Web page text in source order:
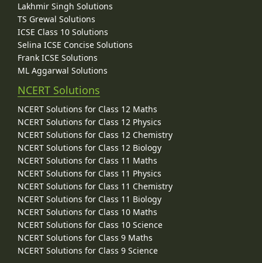
Lakhmir Singh Solutions
TS Grewal Solutions
ICSE Class 10 Solutions
Selina ICSE Concise Solutions
Frank ICSE Solutions
ML Aggarwal Solutions
NCERT Solutions
NCERT Solutions for Class 12 Maths
NCERT Solutions for Class 12 Physics
NCERT Solutions for Class 12 Chemistry
NCERT Solutions for Class 12 Biology
NCERT Solutions for Class 11 Maths
NCERT Solutions for Class 11 Physics
NCERT Solutions for Class 11 Chemistry
NCERT Solutions for Class 11 Biology
NCERT Solutions for Class 10 Maths
NCERT Solutions for Class 10 Science
NCERT Solutions for Class 9 Maths
NCERT Solutions for Class 9 Science